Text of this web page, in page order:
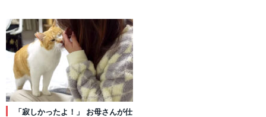
「寂しかったよ！」 お母さんが仕